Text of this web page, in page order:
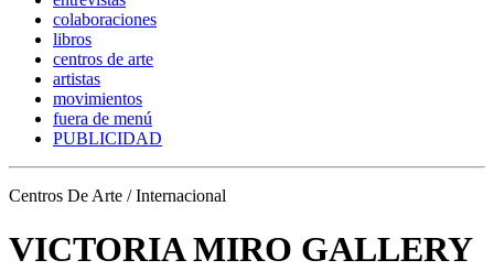
colaboraciones
libros
centros de arte
artistas
movimientos
fuera de menú
PUBLICIDAD
Centros De Arte / Internacional
VICTORIA MIRO GALLERY